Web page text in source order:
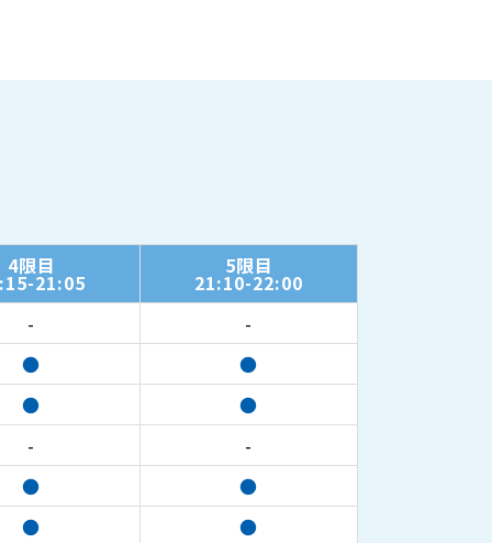
4限目
21:05
5限目
21:10-22:00
-
-
●
●
●
●
-
-
●
●
●
●